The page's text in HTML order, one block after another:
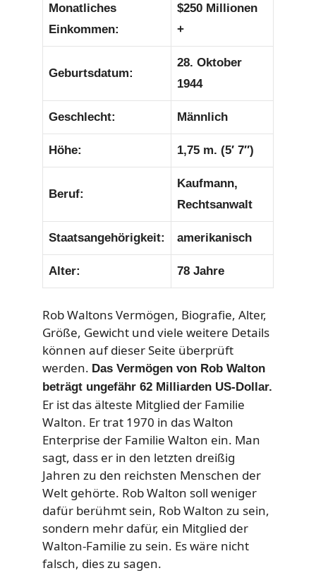
Monatliches
Einkommen:
$250 Millionen
+
Geburtsdatum:
28. Oktober
1944
Geschlecht: Männlich
Höhe: 1,75 m. (5′ 7″)
Beruf:
Kaufmann,
Rechtsanwalt
Staatsangehörigkeit: amerikanisch
Alter: 78 Jahre
Rob Waltons Vermögen, Biografie, Alter,
Größe, Gewicht und viele weitere Details
können auf dieser Seite überprüft
werden. Das Vermögen von Rob Walton
beträgt ungefähr 62 Milliarden US-Dollar.
Er ist das älteste Mitglied der Familie
Walton. Er trat 1970 in das Walton
Enterprise der Familie Walton ein. Man
sagt, dass er in den letzten dreißig
Jahren zu den reichsten Menschen der
Welt gehörte. Rob Walton soll weniger
dafür berühmt sein, Rob Walton zu sein,
sondern mehr dafür, ein Mitglied der
Walton-Familie zu sein. Es wäre nicht
falsch, dies zu sagen.